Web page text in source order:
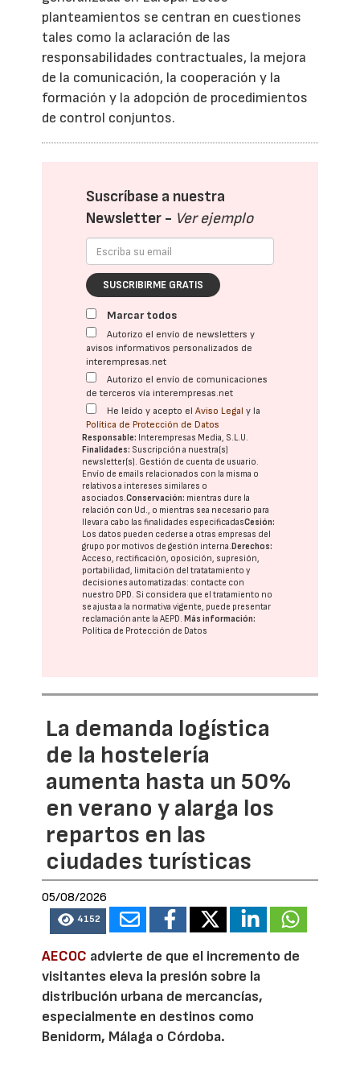
planteamientos se centran en cuestiones
tales como la aclaración de las
responsabilidades contractuales, la mejora
de la comunicación, la cooperación y la
formación y la adopción de procedimientos
de control conjuntos.
Suscríbase a nuestra
Newsletter - Ver ejemplo
SUSCRIBIRME GRATIS
Marcar todos
Autorizo el envío de newsletters y
avisos informativos personalizados de
interempresas.net
Autorizo el envío de comunicaciones
de terceros vía interempresas.net
He leído y acepto elAviso Legal y la
Política de Protección de Datos
Responsable: Interempresas Media, S.L.U.
Finalidades: Suscripción a nuestra(s)
newsletter(s). Gestión de cuenta de usuario.
Envío de emails relacionados con la misma o
relativos a intereses similares o
asociados.Conservación: mientras dure la
relación con Ud., o mientras sea necesario para
llevar a cabo las finalidades especificadasCesión:
Los datos pueden cederse a otras empresas del
grupo por motivos de gestión interna. Derechos:
Acceso, rectificación, oposición, supresión,
portabilidad, limitación del tratatamiento y
decisiones automatizadas: contacte con
nuestro DPD. Si considera que el tratamiento no
se ajusta a la normativa vigente, puede presentar
reclamación ante laAEPD. Más información:
Política de Protección de Datos
La demanda logística
de la hostelería
aumenta hasta un 50%
en verano y alarga los
repartos en las
ciudades turísticas
05/08/2026
4152
AECOC advierte de que el incremento de
visitantes eleva la presión sobre la
distribución urbana de mercancías,
especialmente en destinos como
Benidorm, Málaga o Córdoba.